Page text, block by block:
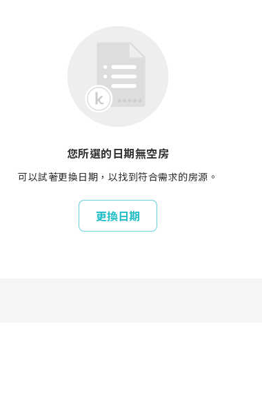
您所選的日期無空房
可以試著更換日期，以找到符合需求的房源。
更換日期